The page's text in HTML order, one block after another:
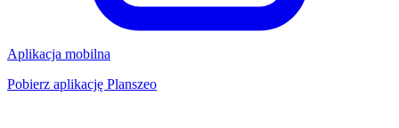
Aplikacja mobilna
Pobierz aplikację Planszeo